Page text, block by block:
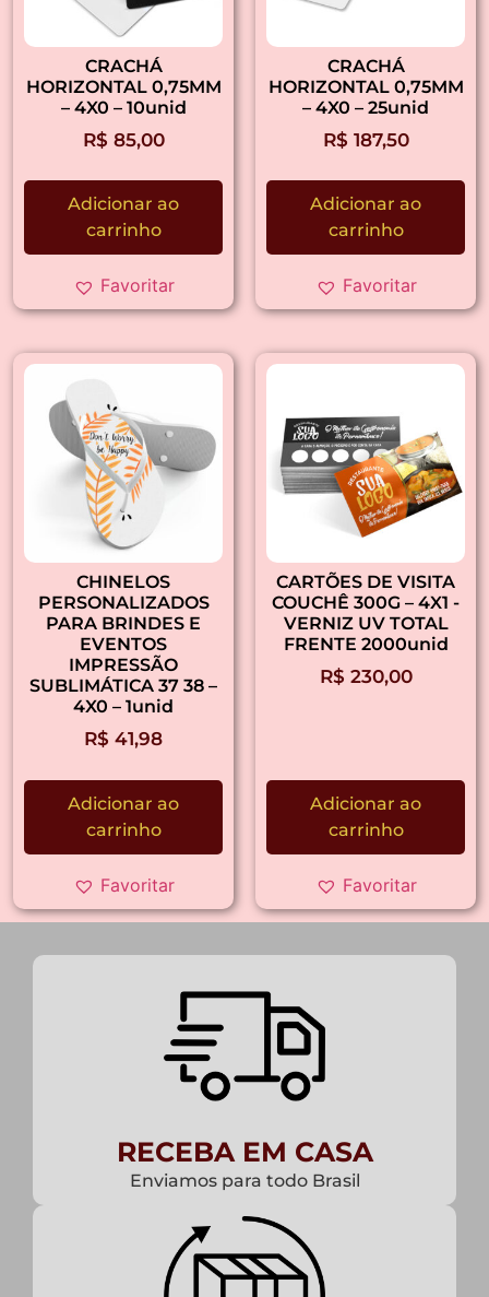
CRACHÁ
HORIZONTAL 0,75MM
– 4X0 – 10unid
R$ 85,00
Adicionar ao
carrinho
Favoritar
CRACHÁ
HORIZONTAL 0,75MM
– 4X0 – 25unid
R$ 187,50
Adicionar ao
carrinho
Favoritar
CHINELOS
PERSONALIZADOS
PARA BRINDES E
EVENTOS
IMPRESSÃO
SUBLIMÁTICA 37 38 –
4X0 – 1unid
R$ 41,98
Adicionar ao
carrinho
Favoritar
CARTÕES DE VISITA
COUCHÊ 300G – 4X1 -
VERNIZ UV TOTAL
FRENTE 2000unid
R$ 230,00
Adicionar ao
carrinho
Favoritar
RECEBA EM CASA
Enviamos para todo Brasil